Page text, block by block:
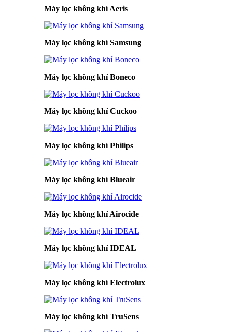
Máy lọc không khí Aeris
Máy lọc không khí Samsung
Máy lọc không khí Boneco
Máy lọc không khí Cuckoo
Máy lọc không khí Philips
Máy lọc không khí Blueair
Máy lọc không khí Airocide
Máy lọc không khí IDEAL
Máy lọc không khí Electrolux
Máy lọc không khí TruSens